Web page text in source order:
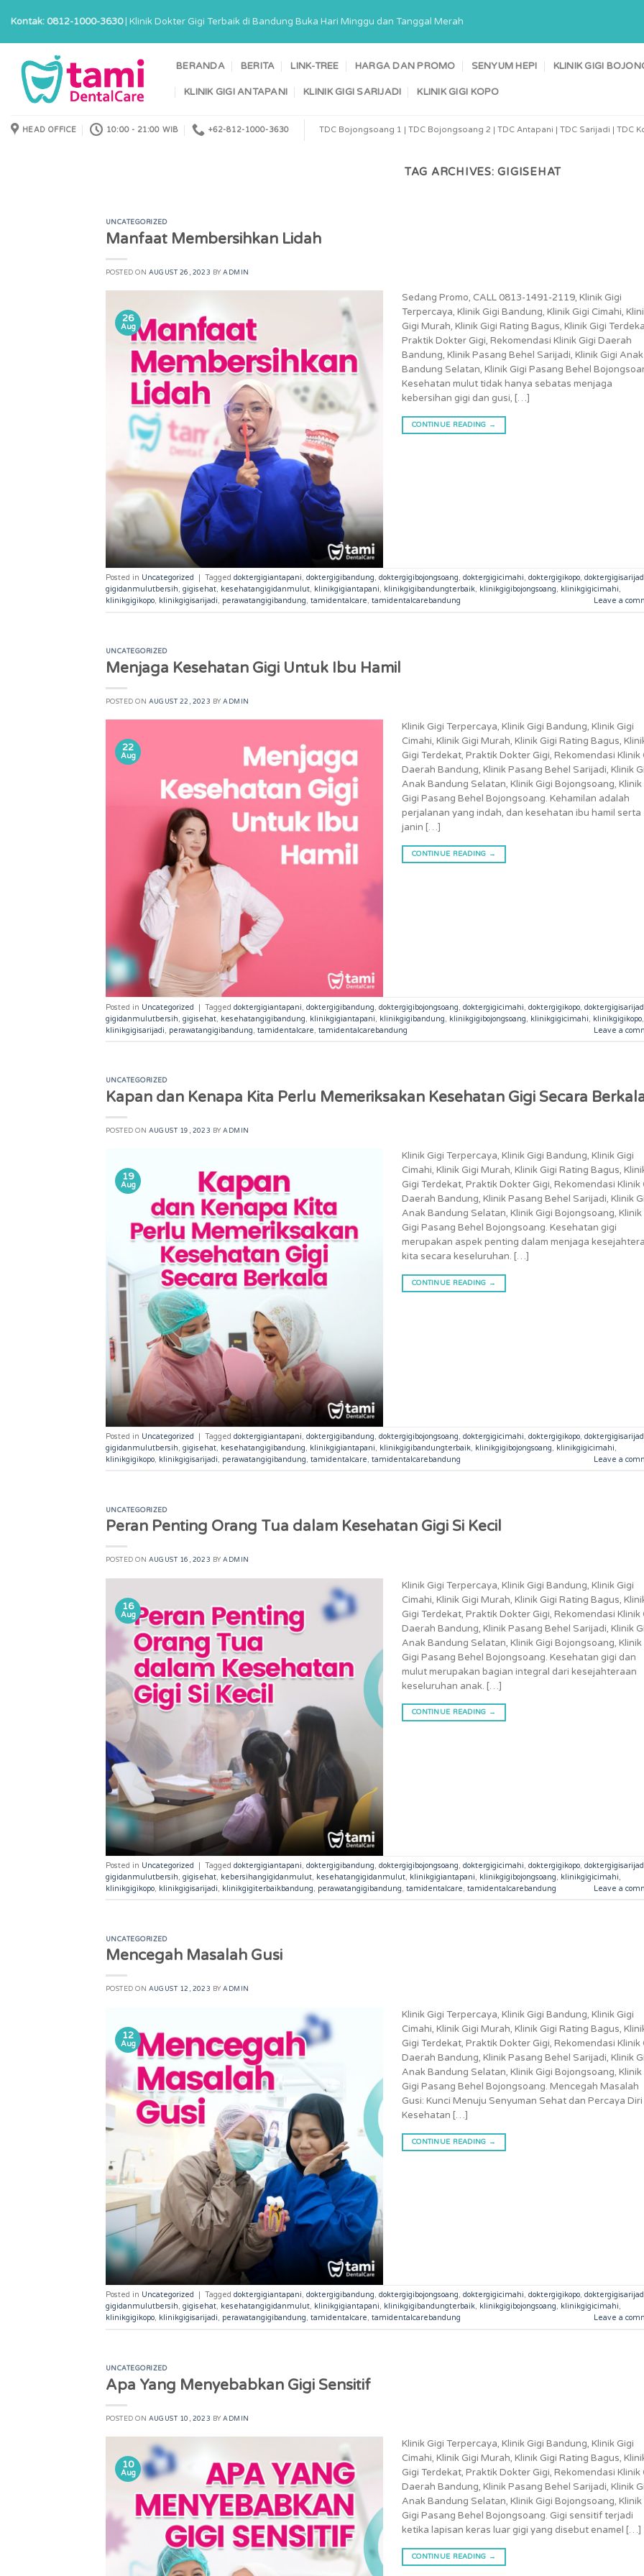
content
Kontak: 0812-1000-3630| Klinik Dokter Gigi Terbaik di Bandung Buka Hari Minggu dan Tanggal Merah
BERANDA BERITA LINK-TREE HARGA DAN PROMO SENYUM HEPI KLINIK GIGI
KLINIK GIGI ANTAPANI KLINIK GIGI SARIJADI KLINIK GIGI KOPO
HEAD OFFICE 10:00 - 21:00 WIB +62-812-1000-3630 TDC Bojongsoang 1 | TDC Bojongsoang 2 | TDC Antapani | TDC Sarijadi | TDC
TAG ARCHIVES:GIGISEHAT
UNCATEGORIZED
Manfaat Membersihkan Lidah
POSTED ON AUGUST 26, 2023 BYADMIN
26
Aug
Sedang Promo, CALL 0813-1491-2119, Klinik Gigi
Terpercaya, Klinik Gigi Bandung, Klinik Gigi Cimahi,
Gigi Murah, Klinik Gigi Rating Bagus, Klinik Gigi
Praktik Dokter Gigi, Rekomendasi Klinik Gigi Daerah
Bandung, Klinik Pasang Behel Sarijadi, Klinik Gigi Anak
Bandung Selatan, Klinik Gigi Pasang Behel
Kesehatan mulut tidak hanya sebatas menjaga
kebersihan gigi dan gusi, […]
CONTINUE READING →
Posted in Uncategorized Tagged doktergigiantapani, doktergigibandung, doktergigibojongsoang, doktergigicimahi, doktergigikopo,
gigidanmulutbersih, gigisehat, kesehatangigidanmulut, klinikgigiantapani, klinikgigibandungterbaik, klinikgigibojongsoang, klinikgigicimahi,
klinikgigikopo, klinikgigisarijadi, perawatangigibandung, tamidentalcare, tamidentalcarebandung Leave a
UNCATEGORIZED
Menjaga Kesehatan Gigi Untuk Ibu Hamil
POSTED ON AUGUST 22, 2023 BYADMIN
22
Aug
Klinik Gigi Terpercaya, Klinik Gigi Bandung, Klinik Gigi
Cimahi, Klinik Gigi Murah, Klinik Gigi Rating Bagus,
Gigi Terdekat, Praktik Dokter Gigi, Rekomendasi Klinik
Daerah Bandung, Klinik Pasang Behel Sarijadi, Klinik
Anak Bandung Selatan, Klinik Gigi Bojongsoang, Klinik
Gigi Pasang Behel Bojongsoang. Kehamilan adalah
perjalanan yang indah, dan kesehatan ibu hamil serta
janin […]
CONTINUE READING →
Posted in Uncategorized | Tagged doktergigiantapani, doktergigibandung, doktergigibojongsoang, doktergigicimahi, doktergigikopo,
gigidanmulutbersih, gigisehat, kesehatangigibandung, klinikgigiantapani, klinikgigibandung, klinikgigibojongsoang, klinikgigicimahi, klinikgigikopo,
klinikgigisarijadi, perawatangigibandung, tamidentalcare, tamidentalcarebandung Leave a
UNCATEGORIZED
Kapan dan Kenapa Kita Perlu Memeriksakan Kesehatan Gigi Secara
POSTED ON AUGUST 19, 2023 BYADMIN
19
Aug
Klinik Gigi Terpercaya, Klinik Gigi Bandung, Klinik Gigi
Cimahi, Klinik Gigi Murah, Klinik Gigi Rating Bagus,
Gigi Terdekat, Praktik Dokter Gigi, Rekomendasi Klinik
Daerah Bandung, Klinik Pasang Behel Sarijadi, Klinik
Anak Bandung Selatan, Klinik Gigi Bojongsoang, Klinik
Gigi Pasang Behel Bojongsoang. Kesehatan gigi
merupakan aspek penting dalam menjaga
kita secara keseluruhan. […]
CONTINUE READING →
Posted in Uncategorized | Tagged doktergigiantapani, doktergigibandung, doktergigibojongsoang, doktergigicimahi, doktergigikopo,
gigidanmulutbersih, gigisehat, kesehatangigibandung, klinikgigiantapani, klinikgigibandungterbaik, klinikgigibojongsoang, klinikgigicimahi,
klinikgigikopo, klinikgigisarijadi, perawatangigibandung, tamidentalcare, tamidentalcarebandung Leave a
UNCATEGORIZED
Peran Penting Orang Tua dalam Kesehatan Gigi Si Kecil
POSTED ON AUGUST 16, 2023 BYADMIN
16
Aug
Klinik Gigi Terpercaya, Klinik Gigi Bandung, Klinik Gigi
Cimahi, Klinik Gigi Murah, Klinik Gigi Rating Bagus,
Gigi Terdekat, Praktik Dokter Gigi, Rekomendasi Klinik
Daerah Bandung, Klinik Pasang Behel Sarijadi, Klinik
Anak Bandung Selatan, Klinik Gigi Bojongsoang, Klinik
Gigi Pasang Behel Bojongsoang. Kesehatan gigi dan
mulut merupakan bagian integral dari kesejahteraan
keseluruhan anak. […]
CONTINUE READING →
Posted in Uncategorized Tagged doktergigiantapani, doktergigibandung, doktergigibojongsoang, doktergigicimahi, doktergigikopo,
gigidanmulutbersih, gigisehat, kebersihangigidanmulut, kesehatangigidanmulut, klinikgigiantapani, klinikgigibojongsoang, klinikgigicimahi,
klinikgigikopo, klinikgigisarijadi, klinikgigiterbaikbandung, perawatangigibandung, tamidentalcare, tamidentalcarebandung Leave a
UNCATEGORIZED
Mencegah Masalah Gusi
POSTED ON AUGUST 12, 2023 BYADMIN
12
Aug
Klinik Gigi Terpercaya, Klinik Gigi Bandung, Klinik Gigi
Cimahi, Klinik Gigi Murah, Klinik Gigi Rating Bagus,
Gigi Terdekat, Praktik Dokter Gigi, Rekomendasi Klinik
Daerah Bandung, Klinik Pasang Behel Sarijadi, Klinik
Anak Bandung Selatan, Klinik Gigi Bojongsoang, Klinik
Gigi Pasang Behel Bojongsoang. Mencegah Masalah
Gusi: Kunci Menuju Senyuman Sehat dan Percaya Diri
Kesehatan […]
CONTINUE READING →
Posted in Uncategorized Tagged doktergigiantapani, doktergigibandung, doktergigibojongsoang, doktergigicimahi, doktergigikopo,
gigidanmulutbersih, gigisehat, kesehatangigidanmulut, klinikgigiantapani, klinikgigibandungterbaik, klinikgigibojongsoang, klinikgigicimahi,
klinikgigikopo, klinikgigisarijadi, perawatangigibandung, tamidentalcare, tamidentalcarebandung Leave a
UNCATEGORIZED
Apa Yang Menyebabkan Gigi Sensitif
POSTED ON AUGUST 10, 2023 BYADMIN
10
Aug
Klinik Gigi Terpercaya, Klinik Gigi Bandung, Klinik Gigi
Cimahi, Klinik Gigi Murah, Klinik Gigi Rating Bagus,
Gigi Terdekat, Praktik Dokter Gigi, Rekomendasi Klinik
Daerah Bandung, Klinik Pasang Behel Sarijadi, Klinik
Anak Bandung Selatan, Klinik Gigi Bojongsoang, Klinik
Gigi Pasang Behel Bojongsoang. Gigi sensitif terjadi
ketika lapisan keras luar gigi yang disebut enamel […]
CONTINUE READING →